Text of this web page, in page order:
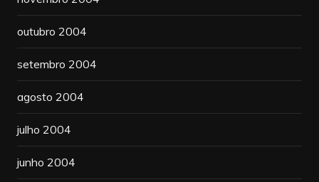
outubro 2004
setembro 2004
agosto 2004
julho 2004
junho 2004